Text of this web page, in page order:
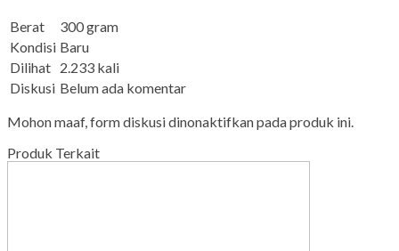
Berat
300 gram
Kondisi Baru
Dilihat 2.233 kali
Diskusi Belum ada komentar
Mohon maaf, form diskusi dinonaktifkan pada produk ini.
Produk Terkait